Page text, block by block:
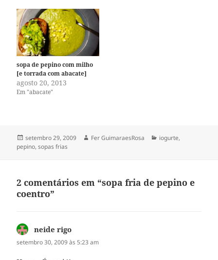
sopa de pepino com milho
[e torrada com abacate]
agosto 20, 2013
Em "abacate"
Publicado
em
setembro 29, 2009 Autor
Fer GuimaraesRosa Categorias
iogurte,
pepino,sopas frias
2 comentários em “sopa fria de pepino e
coentro”
neide rigo
setembro 30, 2009 às 5:23 am